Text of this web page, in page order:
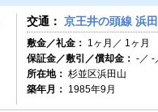
交通： 京王井の頭線 浜
敷金／礼金： 1ヶ月／ 1ヶ月
保証金／敷引／償却金： -／ -
所在地： 杉並区浜田山
築年月： 1985年9月